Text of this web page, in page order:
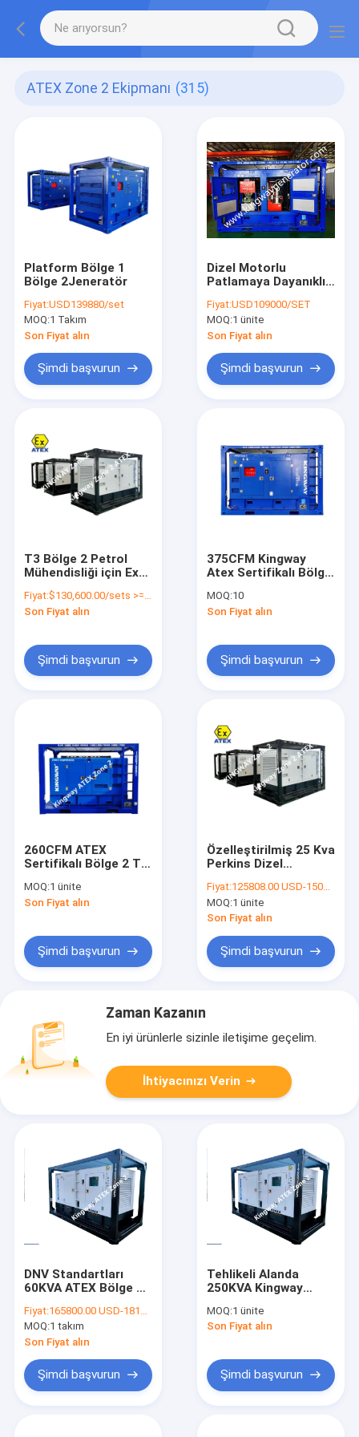
ATEX Zone 2 Ekipmanı (315)
Platform Bölge 1
Bölge 2Jeneratör
Fiyat:USD139880/set
MOQ:1 Takım
Son Fiyat alın
Şimdi başvurun
Dizel Motorlu
Patlamaya Dayanıklı
Fiyat:USD109000/SET
MOQ:1 ünite
Son Fiyat alın
Şimdi başvurun
T3 Bölge 2 Petrol
Mühendisliği için Ex-
Fiyat:$130,600.00/sets >=1 sets
Son Fiyat alın
Şimdi başvurun
375CFM Kingway
Atex Sertifikalı Bölge
Hava Kompresörü
MOQ:10
Son Fiyat alın
Şimdi başvurun
260CFM ATEX
Sertifikalı Bölge 2 T3
Kompresörü Patlama
Korumalı
MOQ:1 ünite
Son Fiyat alın
Şimdi başvurun
Özelleştirilmiş 25 Kva
Perkins Dizel
Sertifikalı Bölge 2
Fiyat:125808.00 USD-150259.00 USD
MOQ:1 ünite
Son Fiyat alın
Şimdi başvurun
Zaman Kazanın
En iyi ürünlerle sizinle iletişime geçelim.
İhtiyacınızı Verin
DNV Standartları
60KVA ATEX Bölge 2
Jeneratör Seti
Fiyat:165800.00 USD-181000.00 USD
MOQ:1 takım
Son Fiyat alın
Şimdi başvurun
Tehlikeli Alanda
250KVA Kingway
Dizel Jeneratör Seti
MOQ:1 ünite
Son Fiyat alın
Şimdi başvurun